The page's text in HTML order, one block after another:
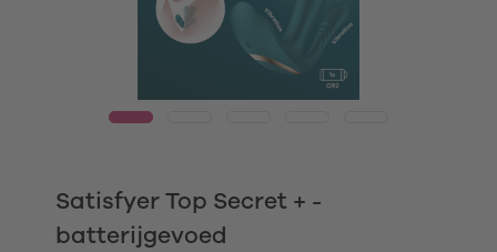
Satisfyer Top Secret + -
batterijgevoed